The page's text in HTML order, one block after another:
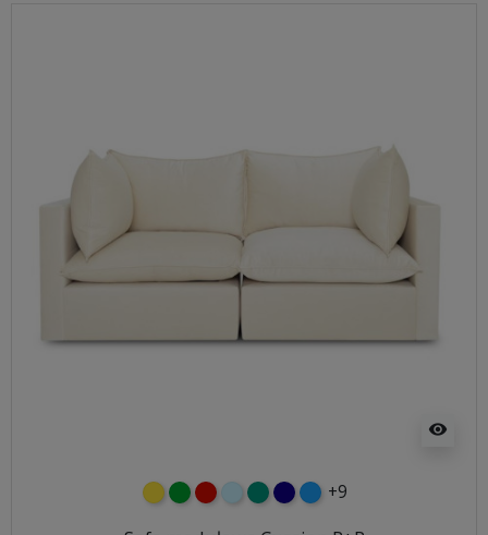
visibility
żółtyzielonyczerwony
błękitnyturkusowy
granatowy
niebieski
+9